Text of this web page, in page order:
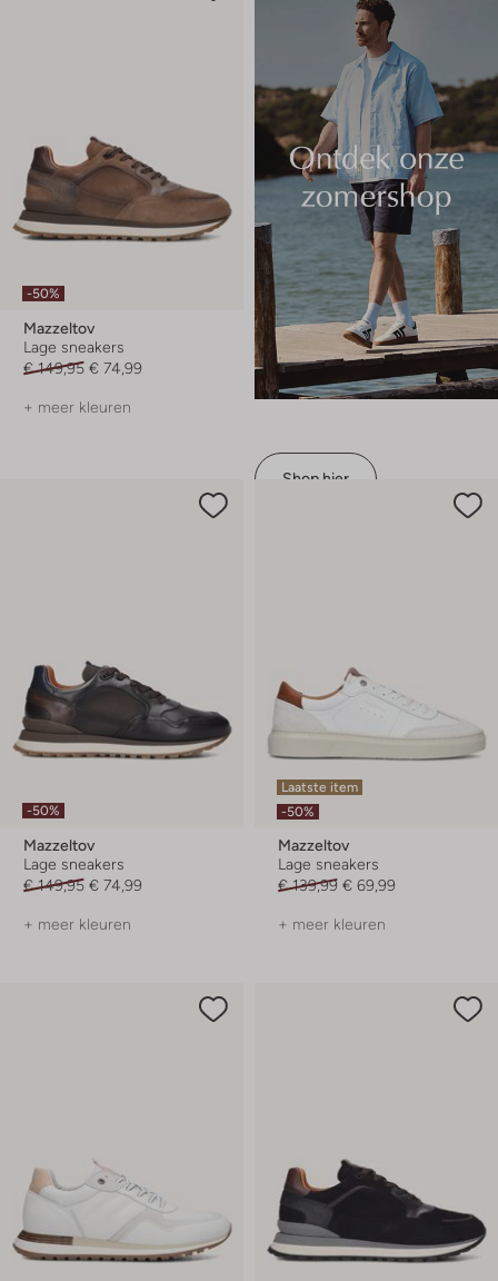
-50%
Mazzeltov
Lage sneakers
€ 149,95 € 74,99
+ meer kleuren
Shop hier
-50%
Mazzeltov
Lage sneakers
€ 149,95 € 74,99
+ meer kleuren
Laatste item
-50%
Mazzeltov
Lage sneakers
€ 139,99 € 69,99
+ meer kleuren